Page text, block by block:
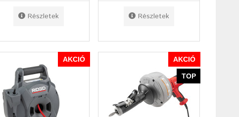
Részletek
Részletek
AKCIÓ AKCIÓ
TOP